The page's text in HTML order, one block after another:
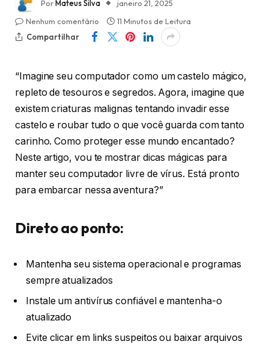
PorMateus Silva
janeiro 21, 2025
Nenhum comentário
11 Minutos de Leitura
Compartilhar
“Imagine seu computador como um castelo mágico,
repleto de tesouros e segredos. Agora, imagine que
existem criaturas malignas tentando invadir esse
castelo e roubar tudo o que você guarda com tanto
carinho. Como proteger esse mundo encantado?
Neste artigo, vou te mostrar dicas mágicas para
manter seu computador livre de vírus. Está pronto
para embarcar nessa aventura?”
Direto ao ponto:
Mantenha seu sistema operacional e programas
sempre atualizados
Instale um antivírus confiável e mantenha-o
atualizado
Evite clicar em links suspeitos ou baixar arquivos